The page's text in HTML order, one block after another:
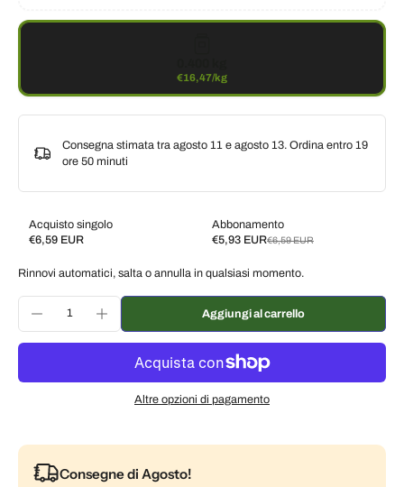
€16,47/kg
Consegna stimata tra agosto 11 e agosto 13. Ordina entro 19
ore 50 minuti
Acquisto singolo
€6,59 EUR
Abbonamento
€5,93 EUR€6,59 EUR
Subscribe and save
Consegna ogni 3 settimane, 7% di sconto
Consegna ogni mese, 5% di sconto
€6,26 EUR
Rinnovi automatici, salta o annulla in qualsiasi momento.
Aggiungi al carrello
Altre opzioni di pagamento
Consegne di Agosto!